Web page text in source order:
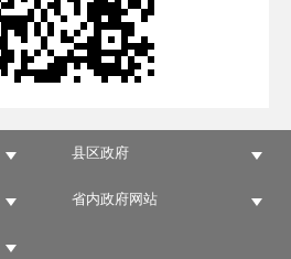
县区政府
省内政府网站